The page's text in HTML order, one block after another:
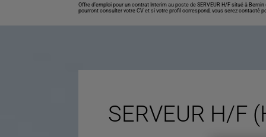
Offre d’emploi pour un contrat Interim au poste de SERVEUR H/F situé à
pourront consulter votre CV et si votre profil correspond, vous serez contacté
SERVEUR H/F